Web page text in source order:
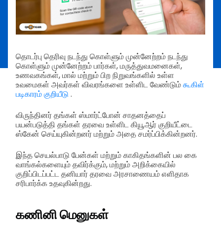
தொடர்பு தெரிவு நடந்து கொள்ளும் முன்னேற்றம் நடந்து
கொள்ளும் முன்னேற்றம் பார்கள், மருத்துவமனைகள்,
உணவகங்கள், மால் மற்றும் பிற நிறுவங்களில் உள்ள
உவமைகள் அவர்கள் விவரங்களை உள்ளிட வேண்டும்கூகிள்
படிகாரம் குறியீடு .
விருந்தினர் தங்கள் ஸ்மார்ட்போன் சாதனத்தைப்
பயன்படுத்தி தங்கள் தரவை உள்ளிட கியூஆர் குறியீட்டை
ஸ்கேன் செய்யுகின்றனர் மற்றும் அதை சமர்ப்பிக்கின்றனர்.
இந்த செயல்பாடு பேன்கள் மற்றும் காகிதங்களின் பல கை
வாங்கல்களையும் தவிர்க்கும், மற்றும் அறிக்கையில்
குறிப்பிடப்பட்ட தனியார் தரவை அரசாணையம் எளிதாக
சரிபார்க்க உதவுகின்றது.
கணினி மெனுகள்